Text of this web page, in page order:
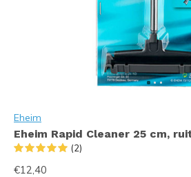
Eheim
Eheim Rapid Cleaner 25 cm,
(2)
€12,40